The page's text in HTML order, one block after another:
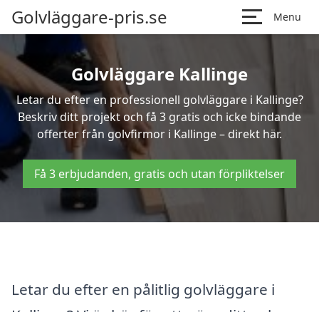
Golvläggare-pris.se Menu
Golvläggare Kallinge
Letar du efter en professionell golvläggare i Kallinge?
Beskriv ditt projekt och få 3 gratis och icke bindande
offerter från golvfirmor i Kallinge – direkt här.
Få 3 erbjudanden, gratis och utan förpliktelser
Letar du efter en pålitlig golvläggare i